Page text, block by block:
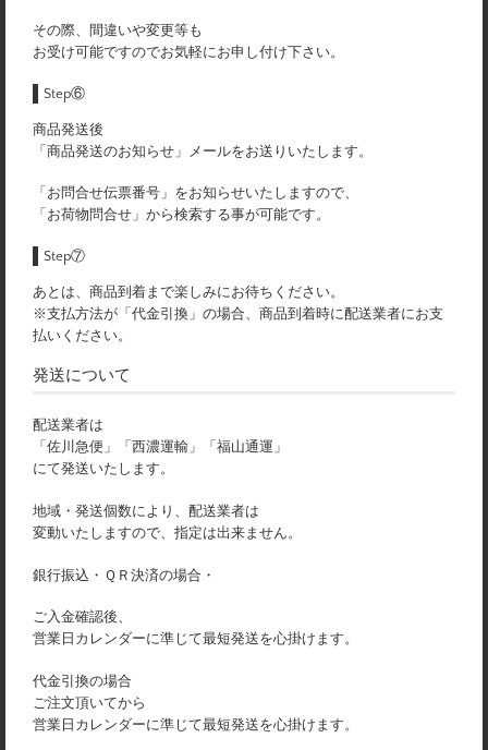
その際、間違いや変更等も
お受け可能ですのでお気軽にお申し付け下さい。
Step⑥
商品発送後
「商品発送のお知らせ」メールをお送りいたします。
「お問合せ伝票番号」をお知らせいたしますので、
「お荷物問合せ」から検索する事が可能です。
Step⑦
あとは、商品到着まで楽しみにお待ちください。
※支払方法が「代金引換」の場合、商品到着時に配送業者にお支
払いください。
発送について
配送業者は
「佐川急便」「西濃運輸」「福山通運」
にて発送いたします。
地域・発送個数により、配送業者は
変動いたしますので、指定は出来ません。
銀行振込・ＱＲ決済の場合・
ご入金確認後、
営業日カレンダーに準じて最短発送を心掛けます。
代金引換の場合
ご注文頂いてから
営業日カレンダーに準じて最短発送を心掛けます。